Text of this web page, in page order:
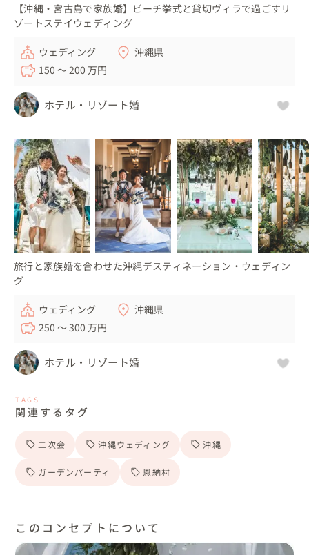
【沖縄・宮古島で家族婚】ビーチ挙式と貸切ヴィラで過ごすリ
ゾートステイウェディング
ウェディング
沖縄県
150 〜 200 万円
ホテル・リゾート婚
旅行と家族婚を合わせた沖縄デスティネーション・ウェディン
グ
ウェディング
沖縄県
250 〜 300 万円
ホテル・リゾート婚
TAGS
関連するタグ
二次会 沖縄ウェディング 沖縄
ガーデンパーティ 恩納村
このコンセプトについて